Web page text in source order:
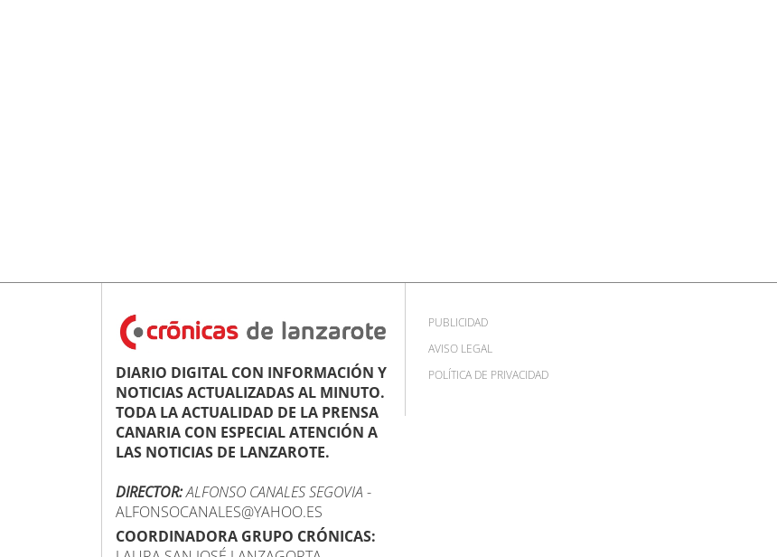
DIARIO DIGITAL CON INFORMACIÓN Y
NOTICIAS ACTUALIZADAS AL MINUTO.
TODA LA ACTUALIDAD DE LA PRENSA
CANARIA CON ESPECIAL ATENCIÓN A
LAS NOTICIAS DE LANZAROTE.
DIRECTOR:ALFONSO CANALES SEGOVIA -
ALFONSOCANALES@YAHOO.ES
COORDINADORA GRUPO CRÓNICAS:
PUBLICIDAD
AVISO LEGAL
POLÍTICA DE PRIVACIDAD